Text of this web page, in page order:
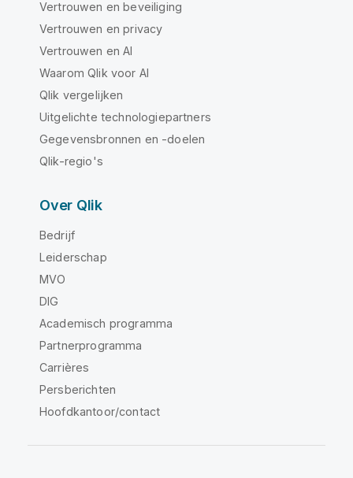
Vertrouwen en beveiliging
Vertrouwen en privacy
Vertrouwen en AI
Waarom Qlik voor AI
Qlik vergelijken
Uitgelichte technologiepartners
Gegevensbronnen en -doelen
Qlik-regio's
Over Qlik
Bedrijf
Leiderschap
MVO
DIG
Academisch programma
Partnerprogramma
Carrières
Persberichten
Hoofdkantoor/contact